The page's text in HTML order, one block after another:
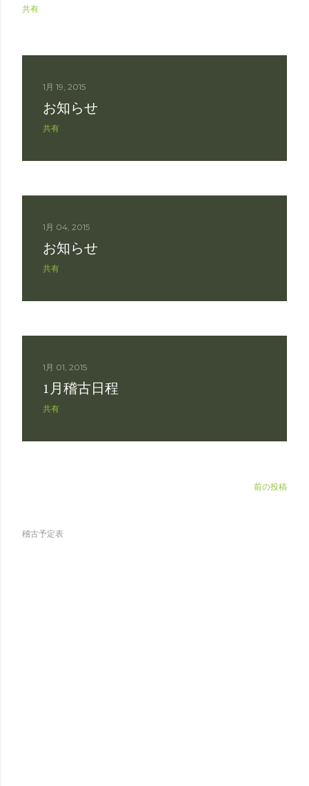
共有
1月 19, 2015
お知らせ
共有
1月 04, 2015
お知らせ
共有
1月 01, 2015
1月稽古日程
共有
前の投稿
稽古予定表